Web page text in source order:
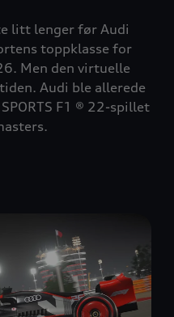
litt lenger før Audi
toppklasse for
Men den virtuelle
Audi ble allerede
F1 ® 22-spillet